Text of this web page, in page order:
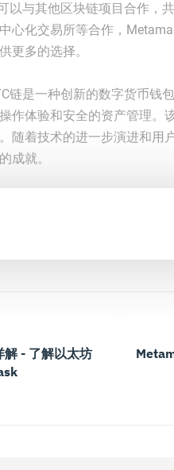
以与其他区块链项目合作，
心化交易所等合作，
更多的选择。
链是一种创新的数字货币钱
作体验和安全的资产管理。
随着技术的进一步演进和用
成就。
- 了解以太坊